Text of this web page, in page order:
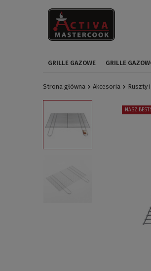
GRILLE GAZOWE GRILLE
Strona główna Akcesoria Ruszty
NASZ